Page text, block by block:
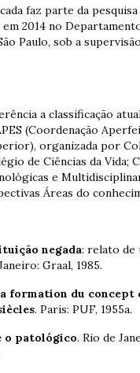
faz parte da
2014 no
Paulo, sob a
a classificação
(Coordenação
organizada por
de Ciências da Vida;
e
Áreas do
negada: relato de
Graal, 1985.
formation du concept
. Paris: PUF, 1955a.
o patológico. Rio de